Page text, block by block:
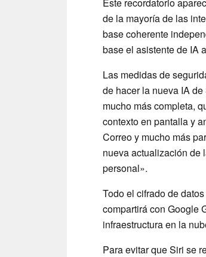
de la mayoría de las
base coherente
base el asistente de IA
Las medidas de
de hacer la nueva IA
mucho más completa,
contexto en pantalla y
Correo y mucho más
nueva actualización de
personal».
Todo el cifrado de
compartirá con Google
infraestructura en la
Para evitar que Siri se